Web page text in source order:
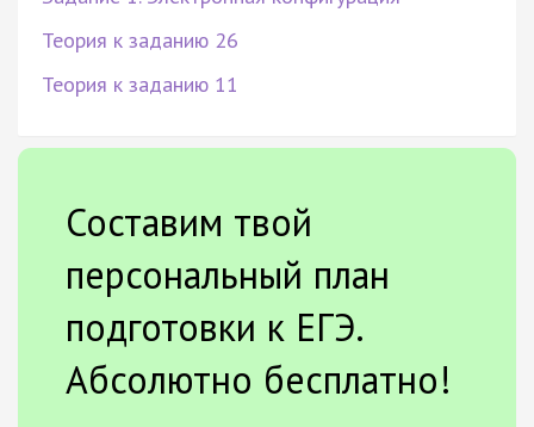
Теория к заданию 26
Теория к заданию 11
Составим твой
персональный план
подготовки к ЕГЭ.
Абсолютно бесплатно!